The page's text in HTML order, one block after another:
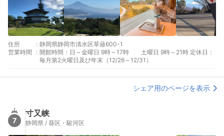
住所 : 静岡県静岡市清水区草薙600-1
営業時間
: 開館時間：日～金曜日 9時～17時 土曜日 9時～21時 定休日：
毎月第2火曜日及び年末（12/26～12/31）
シェア用のページを表示
7
寸又峡
静岡県 / 葵区・駿河区